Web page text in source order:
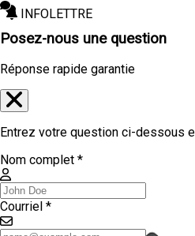
INFOLETTRE
Posez-nous une question
Réponse rapide garantie
Entrez votre question ci-dessous
Nom complet *
Courriel *